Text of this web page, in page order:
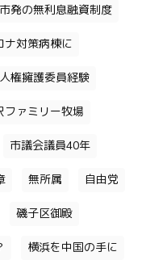
発の無利息融資制度
ナ対策病棟に
権擁護委員経験
ファミリー牧場
市議会議員40年
無所属 自由党
磯子区御殿
横浜を中国の手に